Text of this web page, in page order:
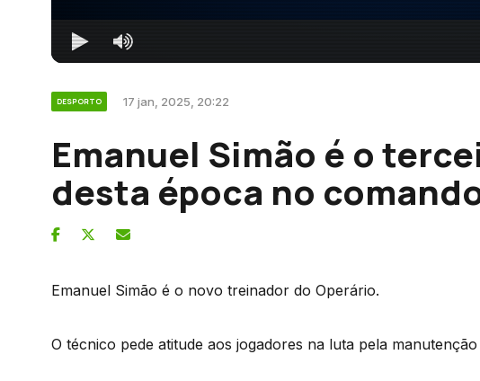
DESPORTO 17 jan, 2025, 20:22
Emanuel Simão é o
desta época no
Emanuel Simão é o novo treinador do Operário.
O técnico pede atitude aos jogadores na luta pela